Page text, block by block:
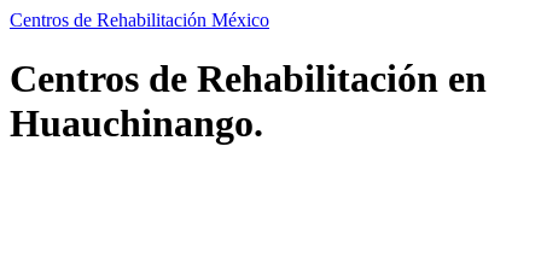
Centros de Rehabilitación México
Centros de Rehabilitación en
Huauchinango.